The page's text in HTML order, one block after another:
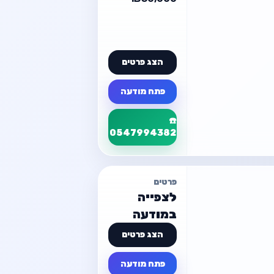
הצג פרטים
פתח מודעה
☎️
0547994382
פרטים
לצפייה
במודעה
הצג פרטים
פתח מודעה